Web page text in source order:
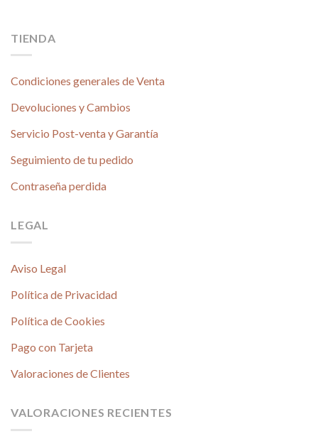
TIENDA
Condiciones generales de Venta
Devoluciones y Cambios
Servicio Post-venta y Garantía
Seguimiento de tu pedido
Contraseña perdida
LEGAL
Aviso Legal
Política de Privacidad
Política de Cookies
Pago con Tarjeta
Valoraciones de Clientes
VALORACIONES RECIENTES